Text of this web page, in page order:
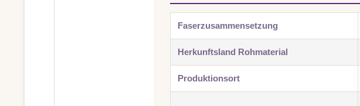
Faserzusammensetzung
Herkunftsland Rohmaterial
Produktionsort